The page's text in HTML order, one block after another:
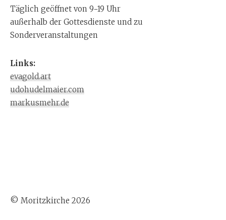
Täglich geöffnet von 9−19 Uhr
außerhalb der Gottesdienste und zu
Sonderveranstaltungen
Links:
evagold.art
udohudelmaier.com
markusmehr.de
© Moritzkirche 2026